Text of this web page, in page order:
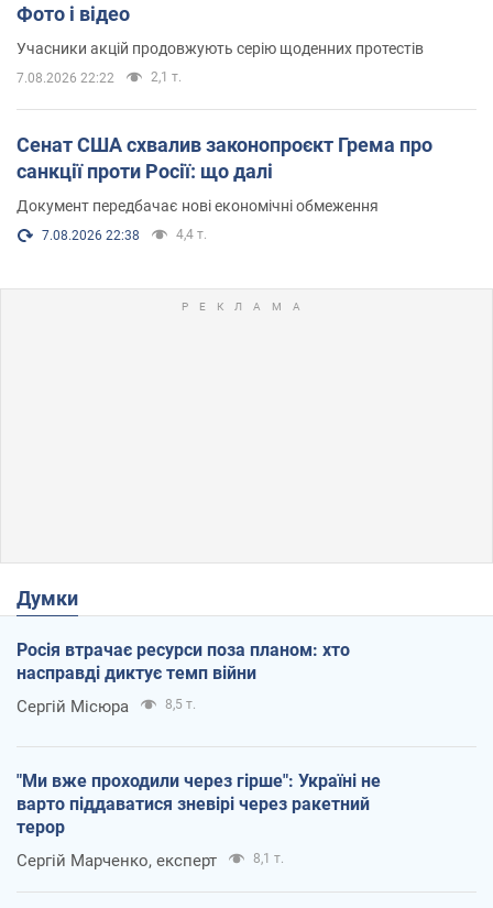
Фото і відео
Учасники акцій продовжують серію щоденних протестів
7.08.2026 22:22 2,1 т.
Сенат США схвалив законопроєкт Грема про
санкції проти Росії: що далі
Документ передбачає нові економічні обмеження
7.08.2026 22:38 4,4 т.
Думки
Росія втрачає ресурси поза планом: хто
насправді диктує темп війни
Сергій Місюра 8,5 т.
"Ми вже проходили через гірше": Україні не
варто піддаватися зневірі через ракетний
терор
Сергій Марченко, експерт 8,1 т.